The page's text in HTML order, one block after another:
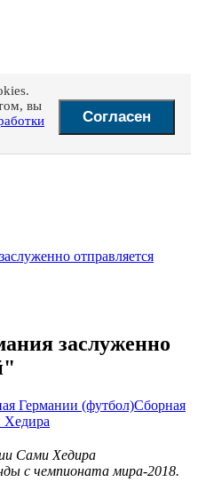
вы
Согласен
отправляется
заслуженно
Германии (футбол)Сборная
Сами Хедира
с чемпионата мира-2018.